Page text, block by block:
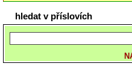
hledat v příslovích